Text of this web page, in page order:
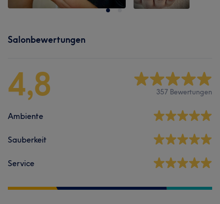
Salonbewertungen
4,8 357 Bewertungen
Ambiente
Sauberkeit
Service